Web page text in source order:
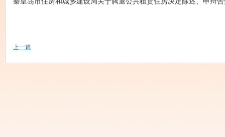
上一篇